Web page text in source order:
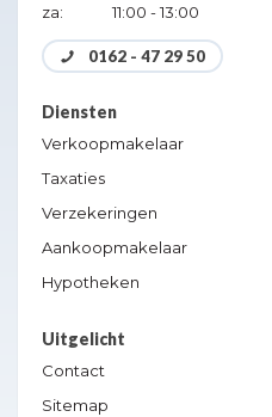
za:
11:00 - 13:00
0162 - 47 29 50
Diensten
Verkoopmakelaar
Taxaties
Verzekeringen
Aankoopmakelaar
Hypotheken
Uitgelicht
Contact
Sitemap